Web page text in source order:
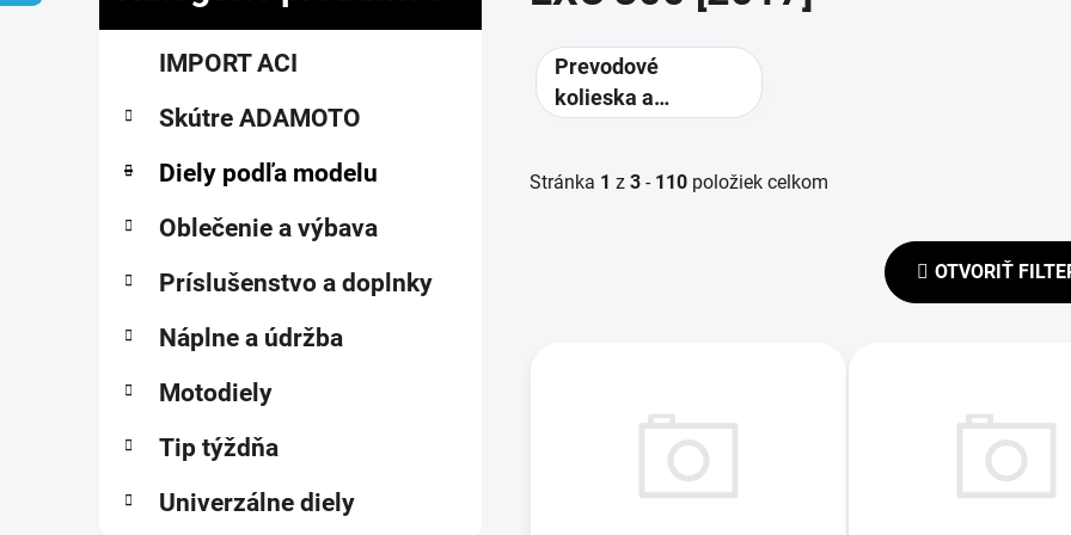
č
kategórieIMPORT ACI
Skútre ADAMOTO
Diely podľa modelu
Oblečenie a výbava
Príslušenstvo a doplnky
Náplne a údržba
Motodiely
Tip týždňa
Univerzálne diely
Prevodové
kolieska a
prevody
Stránka 1 z 3 - 110 položiek celkom
OTVORIŤ